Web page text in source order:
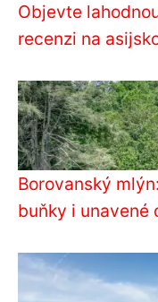
Objevte
recenzi na
Borovanský
buňky i unavené